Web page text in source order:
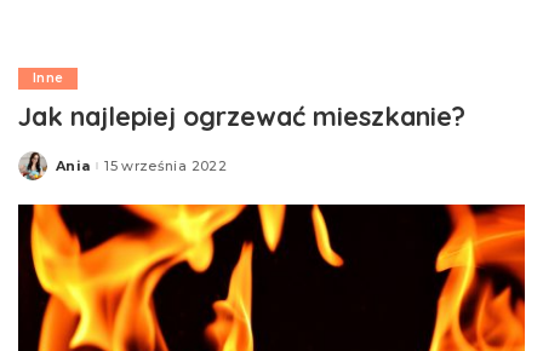
Inne
Jak najlepiej ogrzewać mieszkanie?
Posted
Ania 15 września 2022